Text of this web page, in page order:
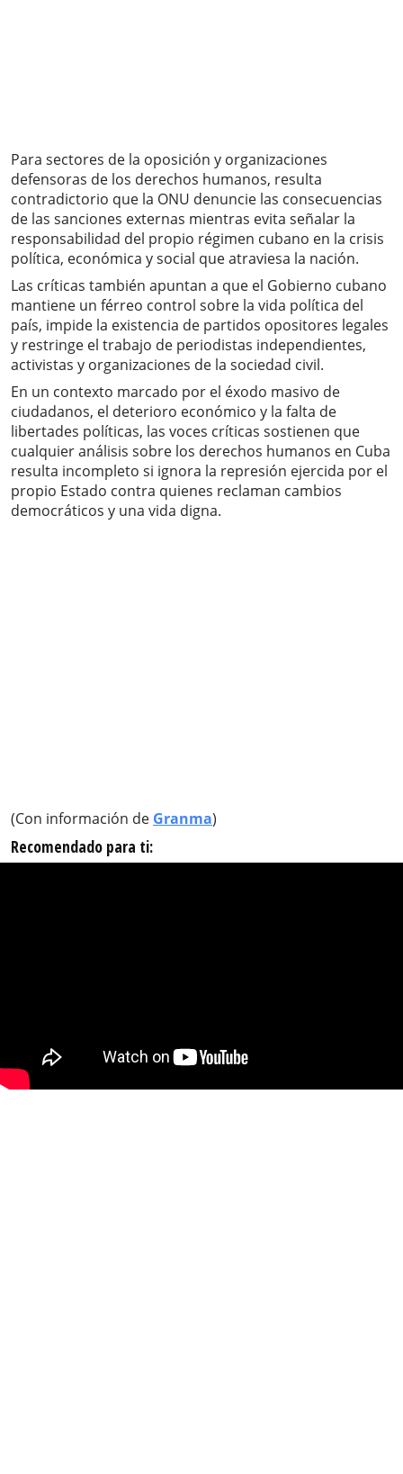
Para sectores de la oposición y organizaciones
defensoras de los derechos humanos, resulta
contradictorio que la ONU denuncie las consecuencias
de las sanciones externas mientras evita señalar la
responsabilidad del propio régimen cubano en la crisis
política, económica y social que atraviesa la nación.
Las críticas también apuntan a que el Gobierno cubano
mantiene un férreo control sobre la vida política del
país, impide la existencia de partidos opositores legales
y restringe el trabajo de periodistas independientes,
activistas y organizaciones de la sociedad civil.
En un contexto marcado por el éxodo masivo de
ciudadanos, el deterioro económico y la falta de
libertades políticas, las voces críticas sostienen que
cualquier análisis sobre los derechos humanos en Cuba
resulta incompleto si ignora la represión ejercida por el
propio Estado contra quienes reclaman cambios
democráticos y una vida digna.
(Con información de Granma)
Recomendado para ti: